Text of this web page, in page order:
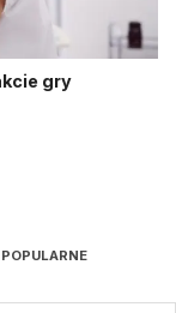
gry
POPULARNE